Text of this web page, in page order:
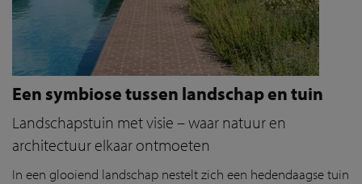
Een symbiose tussen landschap en tuin
Landschapstuin met visie – waar natuur en
architectuur elkaar ontmoeten
In een glooiend landschap nestelt zich een hedendaagse tuin